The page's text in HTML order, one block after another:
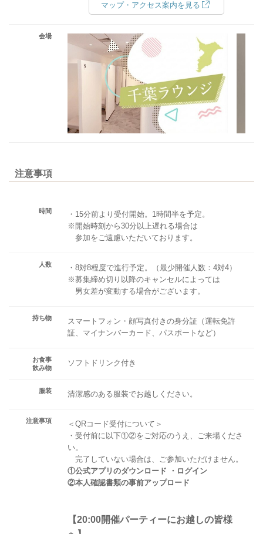
マップ・アクセス案内を見る
会場
注意事項
時間
・15分前より受付開始。1時間半を予定。
※開始時刻から30分以上遅れる場合は
参加をご遠慮いただいております。
人数
・8対8程度で進行予定。（最少開催人数：4対4）
※募集締め切り以降のキャンセルによっては
男女差が変動する場合がございます。
持ち物
スマートフォン・顔写真付きの身分証（運転免許
証、マイナンバーカード、パスポートなど）
お食事
飲み物
ソフトドリンク付き
服装 清潔感のある服装でお越しください。
注意事項
＜QRコード受付について＞
・受付前に以下①②をご対応のうえ、ご来場くださ
い。
完了していない場合は、ご参加いただけません。
①公式アプリのダウンロード ・ログイン
②本人確認書類の事前アップロード
【20:00開催パーティーにお越しの皆様